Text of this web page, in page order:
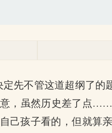
先不管这道超纲了
，虽然历史差了点
己孩子看的，但就算